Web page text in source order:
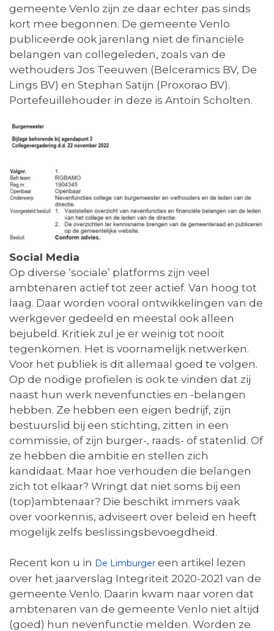
gemeente Venlo zijn ze daar echter pas sinds
kort mee begonnen. De gemeente Venlo
publiceerde ook jarenlang niet de financiële
belangen van collegeleden, zoals van de
wethouders Jos Teeuwen (Belceramics BV, De
Lings BV) en Stephan Satijn (Proxorao BV).
Portefeuillehouder in deze is Antoin Scholten.
Social Media
Op diverse ‘sociale’ platforms zijn veel
ambtenaren actief tot zeer actief. Van hoog tot
laag. Daar worden vooral ontwikkelingen van de
werkgever gedeeld en meestal ook alleen
bejubeld. Kritiek zul je er weinig tot nooit
tegenkomen. Het is voornamelijk netwerken.
Voor het publiek is dit allemaal goed te volgen.
Op de nodige profielen is ook te vinden dat zij
naast hun werk nevenfuncties en -belangen
hebben. Ze hebben een eigen bedrijf, zijn
bestuurslid bij een stichting, zitten in een
commissie, of zijn burger-, raads- of statenlid. Of
ze hebben die ambitie en stellen zich
kandidaat. Maar hoe verhouden die belangen
zich tot elkaar? Wringt dat niet soms bij een
(top)ambtenaar? Die beschikt immers vaak
over voorkennis, adviseert over beleid en heeft
mogelijk zelfs beslissingsbevoegdheid.
Recent kon u in De Limburger een artikel lezen
over het jaarverslag Integriteit 2020-2021 van de
gemeente Venlo. Daarin kwam naar voren dat
ambtenaren van de gemeente Venlo niet altijd
(goed) hun nevenfunctie melden. Worden ze